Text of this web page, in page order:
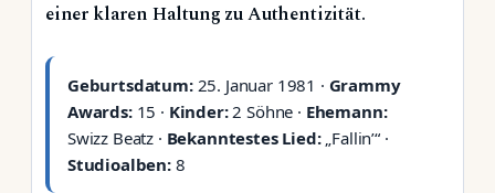
einer klaren Haltung zu Authentizität.
Geburtsdatum:25. Januar 1981 · Grammy
Awards:15 · Kinder:2 Söhne · Ehemann:
Swizz Beatz · Bekanntestes Lied:„Fallin’“ ·
Studioalben:8